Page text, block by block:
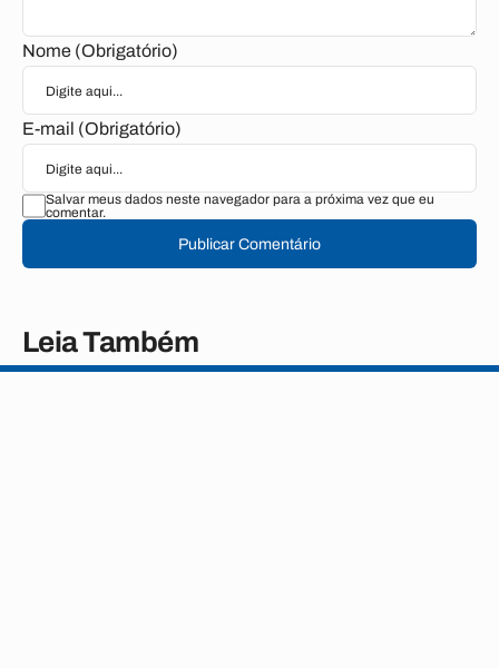
Nome (Obrigatório)
E-mail (Obrigatório)
Salvar meus dados neste navegador para a próxima vez que eu
comentar.
Publicar Comentário
Leia Também